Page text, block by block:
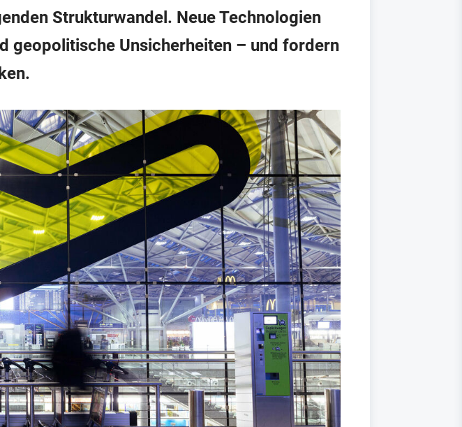
Strukturwandel. Neue Technologien
geopolitische Unsicherheiten – und fordern